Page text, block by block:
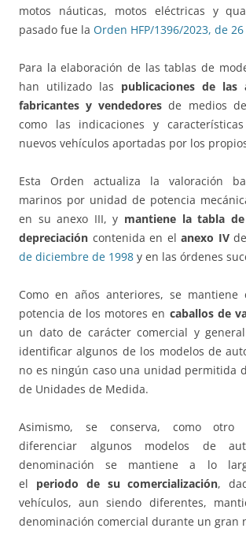
motos náuticas, motos eléctricas y
pasado fue la Orden HFP/1396/2023, de
Para la elaboración de las tablas de
han utilizado las publicaciones de las
fabricantes y vendedores de medios
como las indicaciones y
nuevos vehículos aportadas por los
Esta Orden actualiza la valoración
marinos por unidad de potencia
en su anexo III, y mantiene la tabla
depreciación contenida en el anexo IV
de diciembre de 1998 y en las órdenes
Como en años anteriores, se
potencia de los motores en caballos de
un dato de carácter comercial y
identificar algunos de los modelos de
no es ningún caso una unidad permitida
de Unidades de Medida.
Asimismo, se conserva, como otro
diferenciar algunos modelos de
denominación se mantiene a lo
el periodo de su comercialización,
vehículos, aun siendo diferentes,
denominación comercial durante un gran